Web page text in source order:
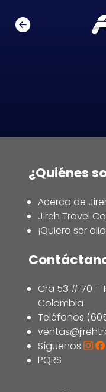
¿Quiénes
Acerca de
Jireh Travel
¡Quiero ser
Cra 53 # 70 –
Colombia
Teléfonos
Síguenos
PQRS